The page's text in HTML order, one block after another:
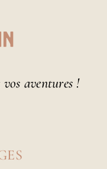
aventures !